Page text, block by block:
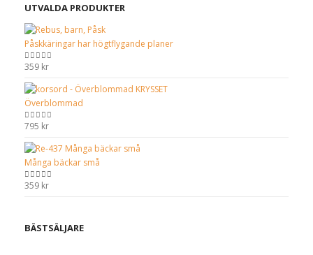
UTVALDA PRODUKTER
Påskkäringar har högtflygande planer
0out of 5
359 kr
Överblommad
0out of 5
795 kr
Många bäckar små
0out of 5
359 kr
BÄSTSÄLJARE